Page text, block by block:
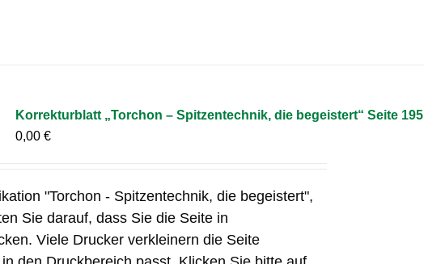
Korrekturblatt „Torchon – Spitzentechnik, die begeistert“ Seite 195
0,00€
"Torchon - Spitzentechnik, die begeistert",
Sie darauf, dass Sie die Seite in
Viele Drucker verkleinern die Seite